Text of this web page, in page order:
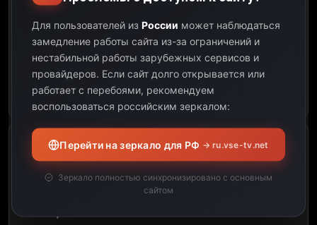
08:00
Открыть описание
Прославлення
08:00
Для пользователей из России может наблюдаться
замедление работы сайта из-за ограничений и
нестабильной работы зарубежных сервисов и
провайдеров. Если сайт долго открывается или
работает с перебоями, рекомендуем
воспользоваться российским зеркалом:
Перейти на зеркало для РФ → ru.vse-tv.net
Зеркало полностью синхронизировано с основным
сайтом